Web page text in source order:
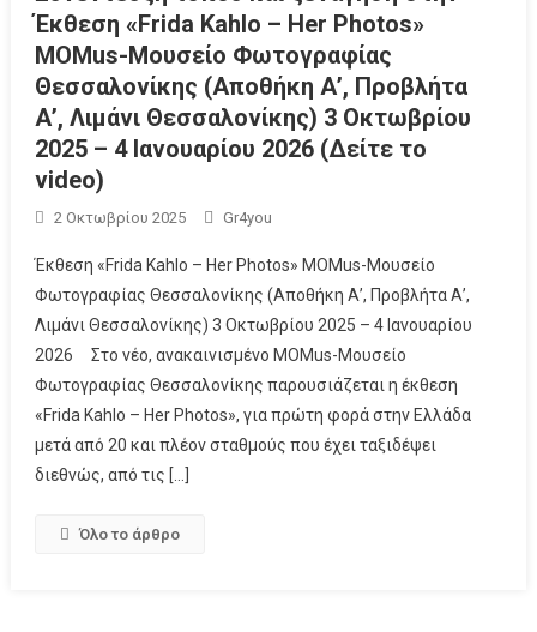
Έκθεση «Frida Kahlo – Her Photos»
MOMus-Μουσείο Φωτογραφίας
Θεσσαλονίκης (Αποθήκη Α’, Προβλήτα
Α’, Λιμάνι Θεσσαλονίκης) 3 Οκτωβρίου
2025 – 4 Ιανουαρίου 2026 (Δείτε το
video)
2 Οκτωβρίου 2025 Gr4you
Έκθεση «Frida Kahlo – Her Photos» MOMus-Μουσείο
Φωτογραφίας Θεσσαλονίκης (Αποθήκη Α’, Προβλήτα Α’,
Λιμάνι Θεσσαλονίκης) 3 Οκτωβρίου 2025 – 4 Ιανουαρίου
2026 Στο νέο, ανακαινισμένο MOMus-Μουσείο
Φωτογραφίας Θεσσαλονίκης παρουσιάζεται η έκθεση
«Frida Kahlo – Her Photos», για πρώτη φορά στην Ελλάδα
μετά από 20 και πλέον σταθμούς που έχει ταξιδέψει
διεθνώς, από τις […]
Όλο το άρθρο